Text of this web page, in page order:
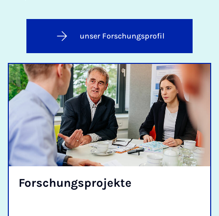
unser Forschungsprofil
For­schungs­pro­jek­te